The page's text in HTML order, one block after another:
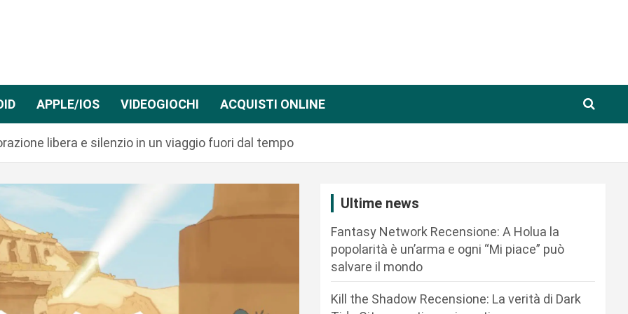
APPLE/IOS VIDEOGIOCHI ACQUISTI ONLINE
libera e silenzio in un viaggio fuori dal tempo
Ultime news
Fantasy Network Recensione: A Holua la
popolarità è un’arma e ogni “Mi piace” può
salvare il mondo
Kill the Shadow Recensione: La verità di Dark